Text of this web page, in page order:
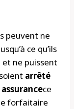
peuvent ne
ce qu’ils
ne puissent
arrêté
ce
forfaitaire